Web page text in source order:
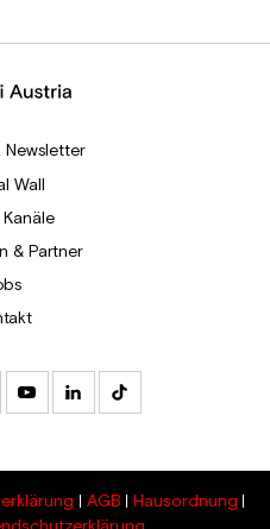
Newsletter
Wall
& Partner
AGB
Hausordnung